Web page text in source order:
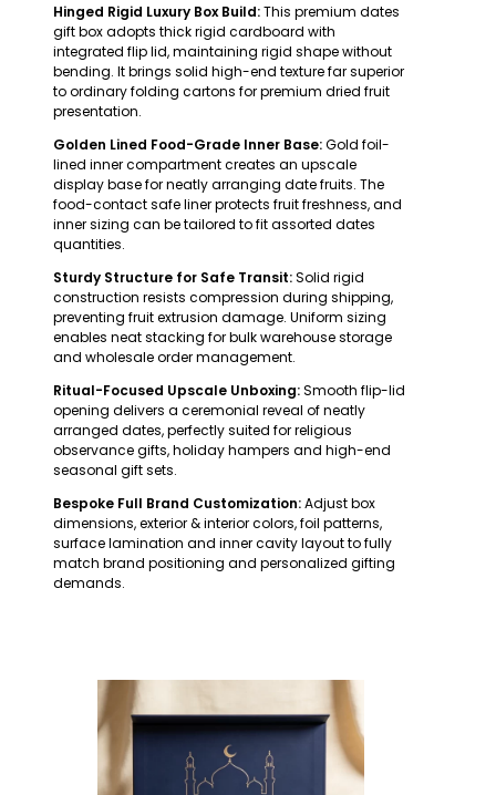
Hinged Rigid Luxury Box Build:This premium dates
gift box adopts thick rigid cardboard with
integrated flip lid, maintaining rigid shape without
bending. It brings solid high-end texture far superior
to ordinary folding cartons for premium dried fruit
presentation.
Golden Lined Food-Grade Inner Base:Gold foil-
lined inner compartment creates an upscale
display base for neatly arranging date fruits. The
food-contact safe liner protects fruit freshness, and
inner sizing can be tailored to fit assorted dates
quantities.
Sturdy Structure for Safe Transit:Solid rigid
construction resists compression during shipping,
preventing fruit extrusion damage. Uniform sizing
enables neat stacking for bulk warehouse storage
and wholesale order management.
Ritual-Focused Upscale Unboxing:Smooth flip-lid
opening delivers a ceremonial reveal of neatly
arranged dates, perfectly suited for religious
observance gifts, holiday hampers and high-end
seasonal gift sets.
Bespoke Full Brand Customization:Adjust box
dimensions, exterior & interior colors, foil patterns,
surface lamination and inner cavity layout to fully
match brand positioning and personalized gifting
demands.